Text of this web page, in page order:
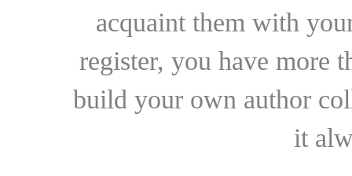
acquaint them with
register, you have more
build your own author
it